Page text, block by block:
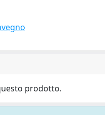
prodotto.